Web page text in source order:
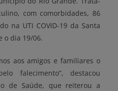
com comorbidades, 86
na UTI COVID-19 da Santa
o dia 19/06.
aos amigos e familiares o
falecimento”, destacou
de Saúde, que reiterou a